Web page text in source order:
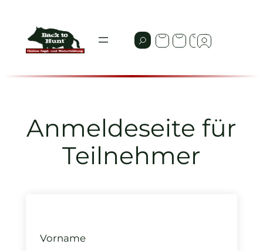
springen
Anmeldeseite für
Teilnehmer
Vorname